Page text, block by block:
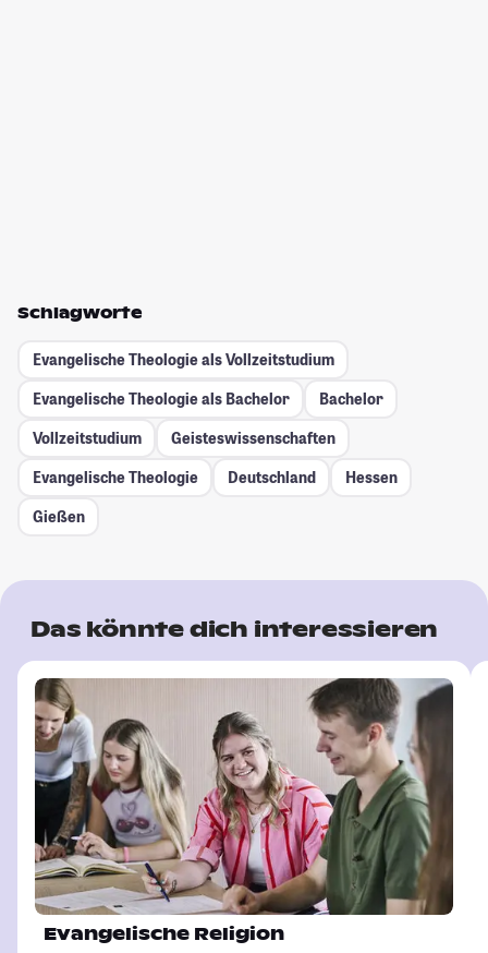
Schlagworte
Evangelische Theologie als Vollzeitstudium
Evangelische Theologie als Bachelor
Bachelor
Vollzeitstudium
Geisteswissenschaften
Evangelische Theologie
Deutschland
Hessen
Gießen
Das könnte dich interessieren
Evangelische Religion